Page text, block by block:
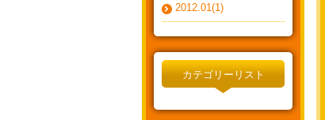
2012.01(1)
カテゴリーリスト